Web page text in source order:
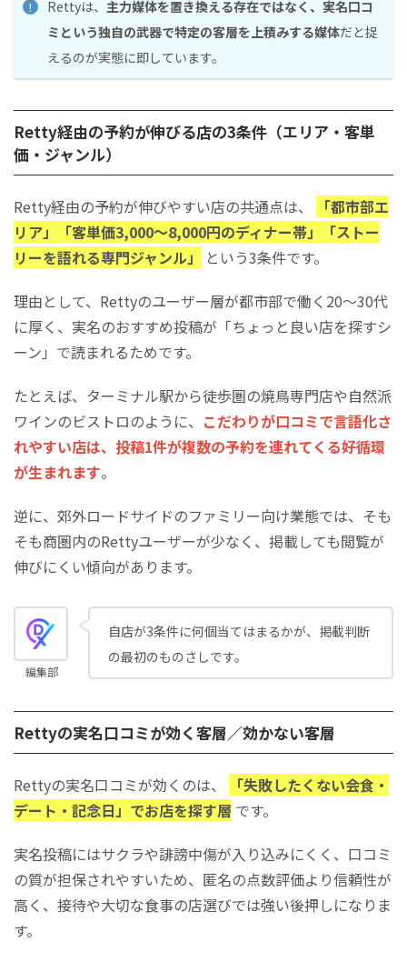
Rettyは、 主力媒体を置き換える存在ではなく、実名口コ
ミという独自の武器で特定の客層を上積みする媒体だと捉
えるのが実態に即しています。
Retty経由の予約が伸びる店の3条件（エリア・客単
価・ジャンル）
Retty経由の予約が伸びやすい店の共通点は、
「都市部エ
リア」「客単価3,000〜8,000円のディナー帯」「ストー
リーを語れる専門ジャンル」
という3条件です。
理由として、Rettyのユーザー層が都市部で働く20〜30代
に厚く、実名のおすすめ投稿が「ちょっと良い店を探すシ
ーン」で読まれるためです。
たとえば、ターミナル駅から徒歩圏の焼鳥専門店や自然派
ワインのビストロのように、 こだわりが口コミで言語化さ
れやすい店は、投稿1件が複数の予約を連れてくる好循環
が生まれます。
逆に、郊外ロードサイドのファミリー向け業態では、そも
そも商圏内のRettyユーザーが少なく、掲載しても閲覧が
伸びにくい傾向があります。
編集部
自店が3条件に何個当てはまるかが、掲載判断
の最初のものさしです。
Rettyの実名口コミが効く客層／効かない客層
Rettyの実名口コミが効くのは、
「失敗したくない会食・
デート・記念日」でお店を探す層 です。
実名投稿にはサクラや誹謗中傷が入り込みにくく、口コミ
の質が担保されやすいため、匿名の点数評価より信頼性が
高く、接待や大切な食事の店選びでは強い後押しになりま
す。